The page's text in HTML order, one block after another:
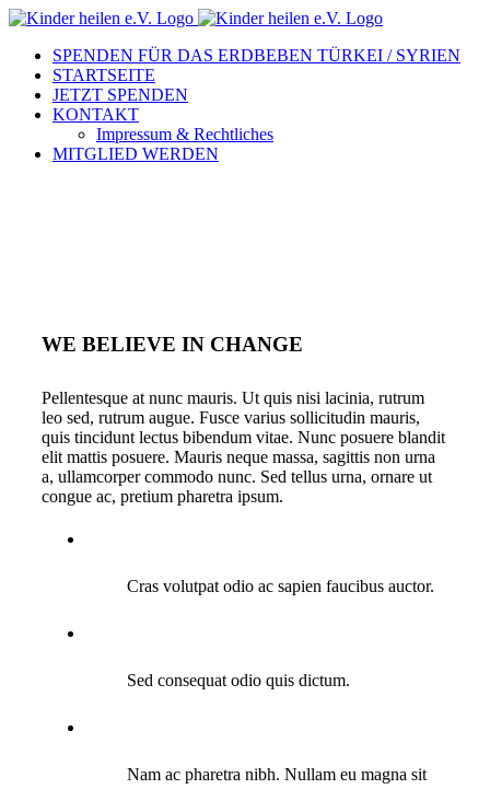
Zum
springenSPENDEN FÜR DAS ERDBEBEN TÜRKEI / SYRIEN
STARTSEITE
JETZT SPENDEN
KONTAKT
Impressum & Rechtliches
MITGLIED WERDEN
WE BELIEVE IN CHANGE
Pellentesque at nunc mauris. Ut quis nisi lacinia, rutrum
leo sed, rutrum augue. Fusce varius sollicitudin mauris,
quis tincidunt lectus bibendum vitae. Nunc posuere blandit
elit mattis posuere. Mauris neque massa, sagittis non urna
a, ullamcorper commodo nunc. Sed tellus urna, ornare ut
congue ac, pretium pharetra ipsum.
Cras volutpat odio ac sapien faucibus auctor.
Sed consequat odio quis dictum.
Nam ac pharetra nibh. Nullam eu magna sit